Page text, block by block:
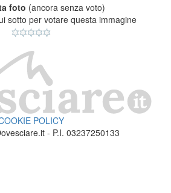
foto (ancora senza voto)
sotto per votare questa immagine
POLICY
- P.I. 03237250133